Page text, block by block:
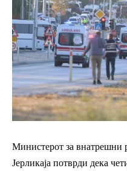
Министерот за внатрешни
Јерликаја потврди дека